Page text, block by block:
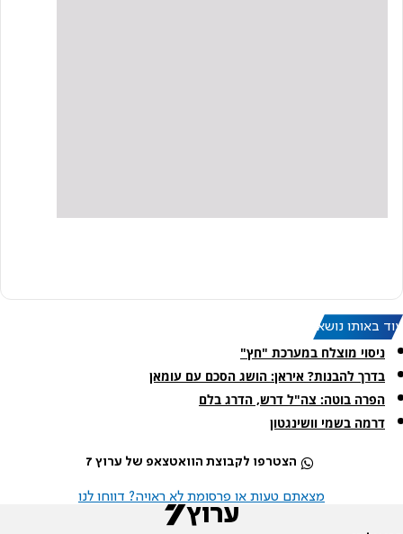
עוד באותו נושא:
ניסוי מוצלח במערכת "חץ"
בדרך להבנות? איראן: הושג הסכם עם עומאן
הפרה בוטה: צה"ל דרש, הדרג בלם
דרמה בשמי וושינגטון
הצטרפו לקבוצת הוואטצאפ של ערוץ 7
מצאתם טעות או פרסומת לא ראויה? דווחו לנו